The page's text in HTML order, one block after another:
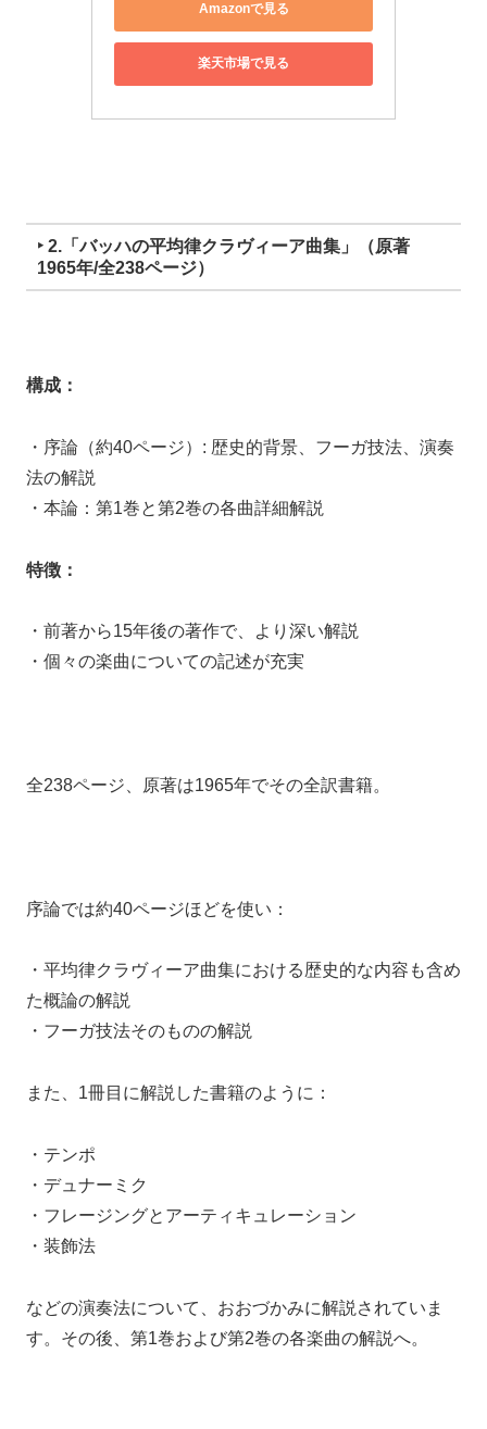
Amazonで見る
楽天市場で見る
‣ 2.「バッハの平均律クラヴィーア曲集」（原著
1965年/全238ページ）
構成：
・序論（約40ページ）: 歴史的背景、フーガ技法、演奏
法の解説
・本論：第1巻と第2巻の各曲詳細解説
特徴：
・前著から15年後の著作で、より深い解説
・個々の楽曲についての記述が充実
全238ページ、原著は1965年でその全訳書籍。
序論では約40ページほどを使い：
・平均律クラヴィーア曲集における歴史的な内容も含め
た概論の解説
・フーガ技法そのものの解説
また、1冊目に解説した書籍のように：
・テンポ
・デュナーミク
・フレージングとアーティキュレーション
・装飾法
などの演奏法について、 おおづかみに解説されていま
す。 その後、第1巻および第2巻の各楽曲の解説へ。